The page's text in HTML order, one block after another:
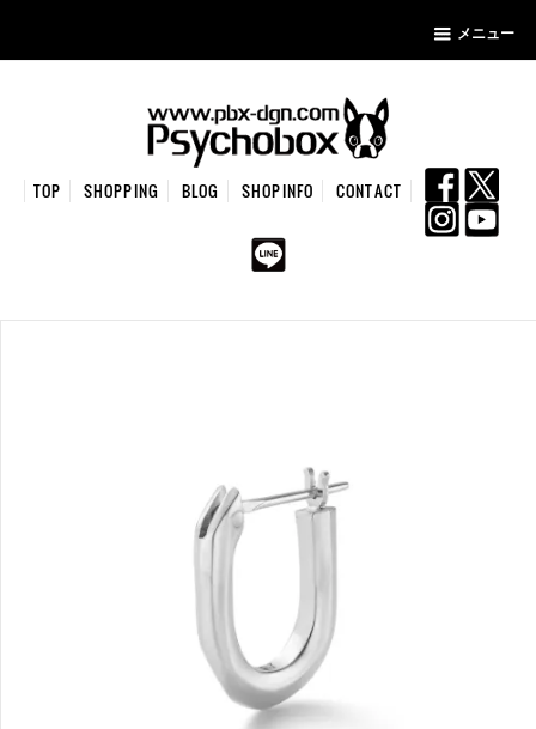
メニュー
TOP SHOPPING BLOG SHOPINFO CONTACT